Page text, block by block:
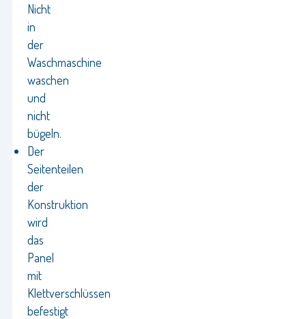
Nicht
in
der
Waschmaschine
waschen
und
nicht
bügeln.
Der
Seitenteilen
der
Konstruktion
wird
das
Panel
mit
Klettverschlüssen
befestigt